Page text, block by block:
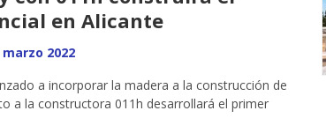
en Alicante
marzo 2022
a incorporar la madera a la construcción de
a la constructora 011h desarrollará el primer